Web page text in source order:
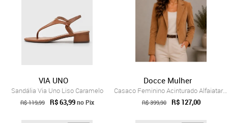
VIA UNO
Sandália Via Uno Liso Caramelo
R$ 119,99 R$ 63,99 no Pix
Docce Mulher
Casaco Feminino Acinturado Alfaiataria C...
R$ 399,90 R$ 127,00